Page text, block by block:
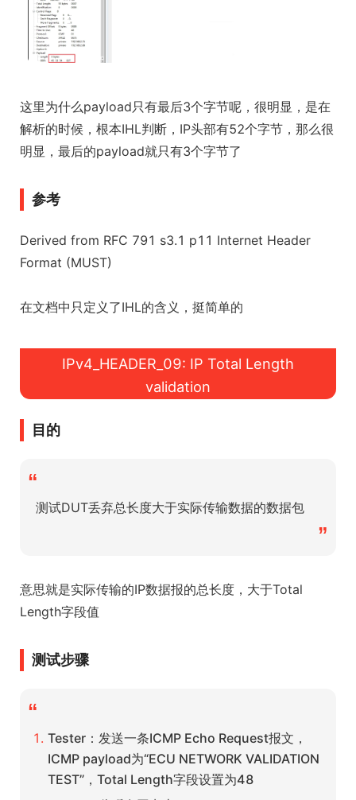
这里为什么payload只有最后3个字节呢，很明显，是在
解析的时候，根本IHL判断，IP头部有52个字节，那么很
明显，最后的payload就只有3个字节了
参考
Derived from RFC 791 s3.1 p11 Internet Header
Format (MUST)
在文档中只定义了IHL的含义，挺简单的
IPv4_HEADER_09: IP Total Length
validation
目的
“
测试DUT丢弃总长度大于实际传输数据的数据包
”
意思就是实际传输的IP数据报的总长度，大于Total
Length字段值
测试步骤
“
Tester：发送一条ICMP Echo Request报文，
ICMP payload为“ECU NETWORK VALIDATION
TEST”，Total Length字段设置为48